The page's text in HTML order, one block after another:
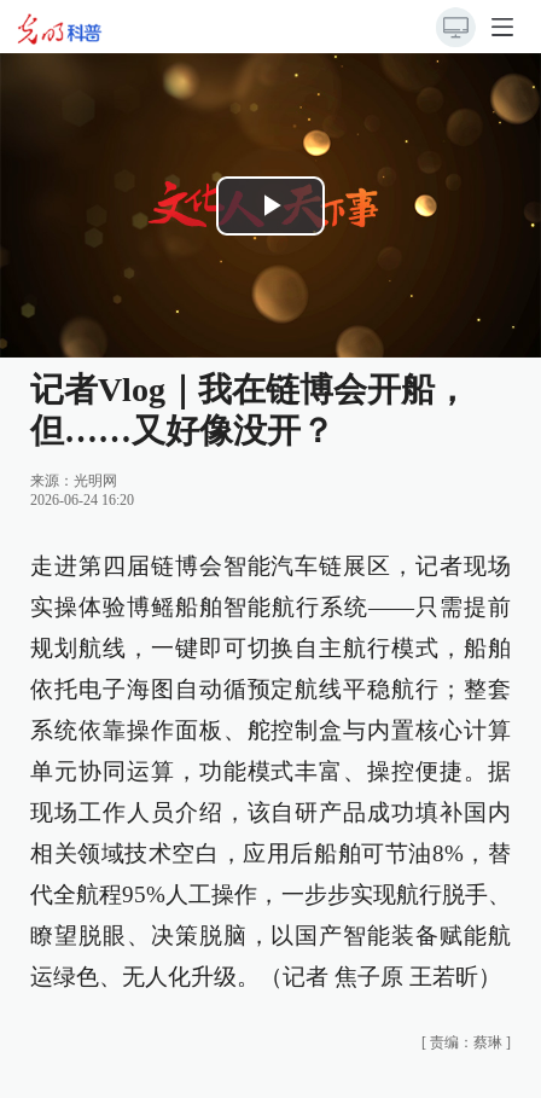
Play
Video
记者Vlog｜我在链博会开船，
但……又好像没开？
来源： 光明网
2026-06-24 16:20
走进第四届链博会智能汽车链展区，记者现场
实操体验博鳐船舶智能航行系统——只需提前
规划航线，一键即可切换自主航行模式，船舶
依托电子海图自动循预定航线平稳航行；整套
系统依靠操作面板、舵控制盒与内置核心计算
单元协同运算，功能模式丰富、操控便捷。据
现场工作人员介绍，该自研产品成功填补国内
相关领域技术空白，应用后船舶可节油8%，替
代全航程95%人工操作，一步步实现航行脱手、
瞭望脱眼、决策脱脑，以国产智能装备赋能航
运绿色、无人化升级。（记者 焦子原 王若昕）
[ 责编：蔡琳 ]